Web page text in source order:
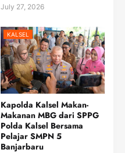
July 27, 2026
KALSEL
Kapolda Kalsel Makan-
Makanan MBG dari SPPG
Polda Kalsel Bersama
Pelajar SMPN 5
Banjarbaru